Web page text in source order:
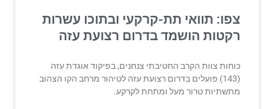
צפו: תוואי תת-קרקעי ובתוכו עשרות
רקטות הושמד בדרום רצועת עזה
כוחות צוות הקרב החטיבתי צנחנים, בפיקוד אוגדת עזה
(143) פועלים בדרום רצועת עזה לטיהור מרחב הקו הצהוב
מתשתיות טרור מעל ומתחת לקרקע.